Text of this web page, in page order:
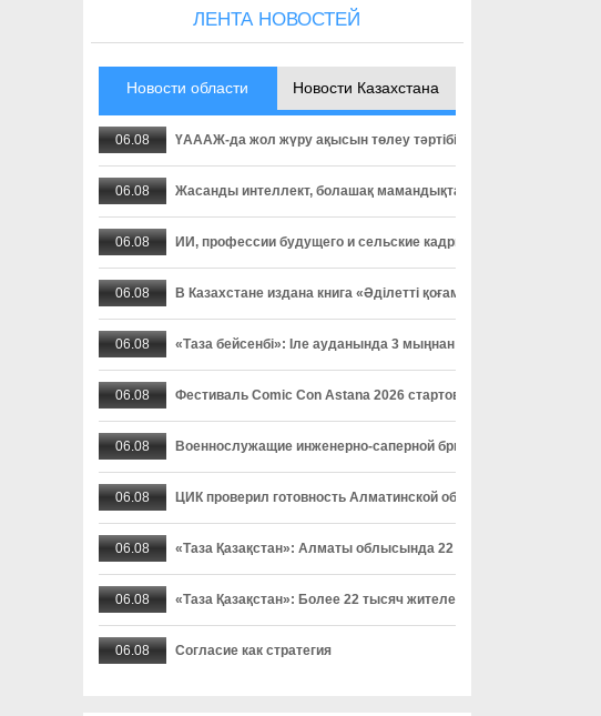
ЛЕНТА НОВОСТЕЙ
Новости области Новости Казахстана
06.08 ҮАААЖ-да жол жүру ақысын төлеу тәртібі өзгерді: төлемді
06.08 Жасанды интеллект, болашақ мамандықтар және ауылдағы
06.08 ИИ, профессии будущего и сельские кадры - о чем спорили
06.08 В Казахстане издана книга «Әділетті қоғамға шыншыл сөз»,
06.08 «Таза бейсенбі»: Іле ауданында 3 мыңнан астам адам
06.08 Фестиваль Comic Con Astana 2026 стартовал в столице
06.08 Военнослужащие инженерно-саперной бригады осваивают
06.08 ЦИК проверил готовность Алматинской области к выборам
06.08 «Таза Қазақстан»: Алматы облысында 22 мыңнан астам
06.08 «Таза Қазақстан»: Более 22 тысяч жителей Алматинской
06.08 Согласие как стратегия